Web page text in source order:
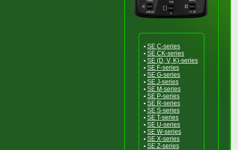
• SE C-series
• SE CK-series
• SE (D, V, K)-series
• SE F-series
• SE G-series
• SE J-series
• SE M-series
• SE P-series
• SE R-series
• SE S-series
• SE T-series
• SE U-series
• SE W-series
• SE X-series
• SE Z-series